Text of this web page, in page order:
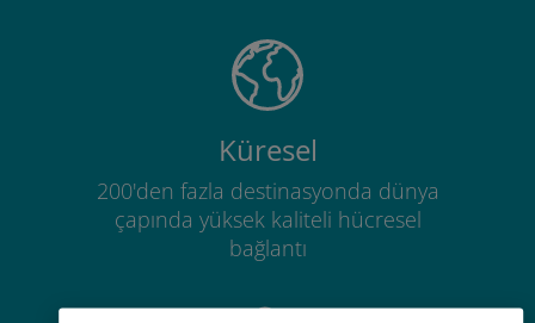
Küresel
200'den fazla destinasyonda dünya
çapında yüksek kaliteli hücresel
bağlantı